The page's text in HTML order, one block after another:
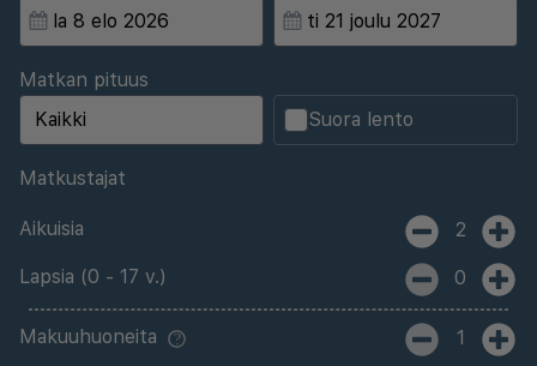
Matkan pituus
Suora lento
Matkustajat
Aikuisia 2
Lapsia (0 - 17 v.) 0
Makuuhuoneita 1